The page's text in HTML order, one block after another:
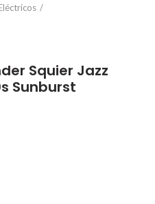
Squier Jazz
Sunburst